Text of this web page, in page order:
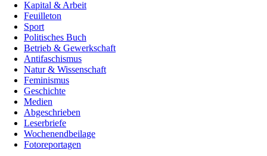
Kapital & Arbeit
Feuilleton
Sport
Politisches Buch
Betrieb & Gewerkschaft
Antifaschismus
Natur & Wissenschaft
Feminismus
Geschichte
Medien
Abgeschrieben
Leserbriefe
Wochenendbeilage
Fotoreportagen